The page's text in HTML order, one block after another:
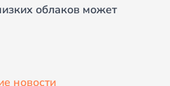
облаков может
новости